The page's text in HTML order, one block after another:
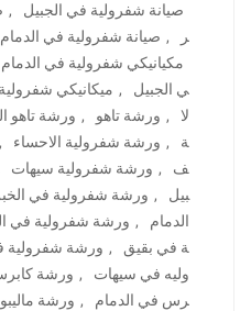
صيانة شفرولية في الجبيل
,
ر
, صيانة شفرولية في الدمام
مكيانيكي شفرولية في الدمام
ي الجبيل
, ميكانيكي
لا
, ورشة تاهو , ورشة تاهو
ة
, ورشة شفرولية الاحساء ,
ف
, ورشة شفرولية سيهات
بيل
, ورشة شفرولية في
الدمام
, ورشة شفرولية في
ة في بقيق
, ورشة شفرولية
وليه في سيهات
, ورشة
رس في الدمام
, ورشة ماليبو